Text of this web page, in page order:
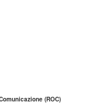
(ROC)